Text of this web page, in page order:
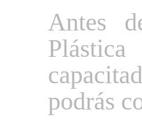
Antes
podrás